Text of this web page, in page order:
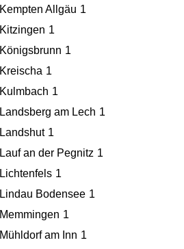
Kempten Allgäu 1
Kitzingen 1
Königsbrunn 1
Kreischa 1
Kulmbach 1
Landsberg am Lech 1
Landshut 1
Lauf an der Pegnitz 1
Lichtenfels 1
Lindau Bodensee 1
Memmingen 1
Mühldorf am Inn 1